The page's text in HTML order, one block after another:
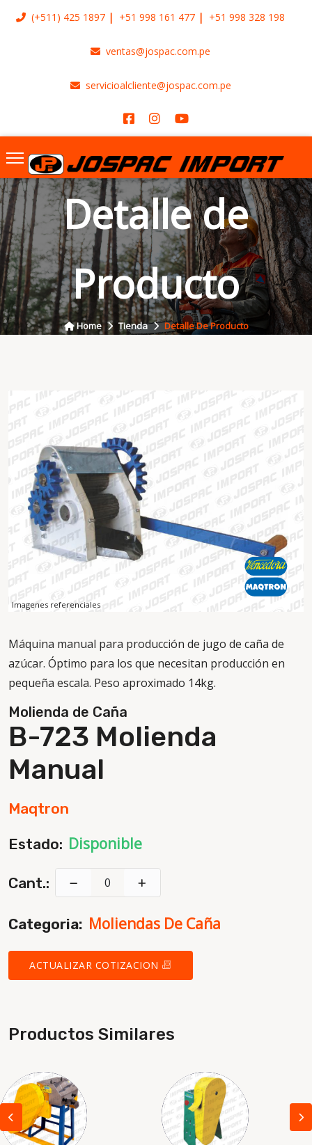
(+511) 425 1897 +51 998 161 477 +51 998 328 198
ventas@jospac.com.pe
servicioalcliente@jospac.com.pe
Detalle de
Producto
Home Tienda Detalle De Producto
Imagenes referenciales
Máquina manual para producción de jugo de caña de
azúcar. Óptimo para los que necesitan producción en
pequeña escala. Peso aproximado 14kg.
Molienda de Caña
B-723 Molienda
Manual
Maqtron
Estado: Disponible
Cant.:
Categoria: Moliendas De Caña
ACTUALIZAR COTIZACION
Productos Similares